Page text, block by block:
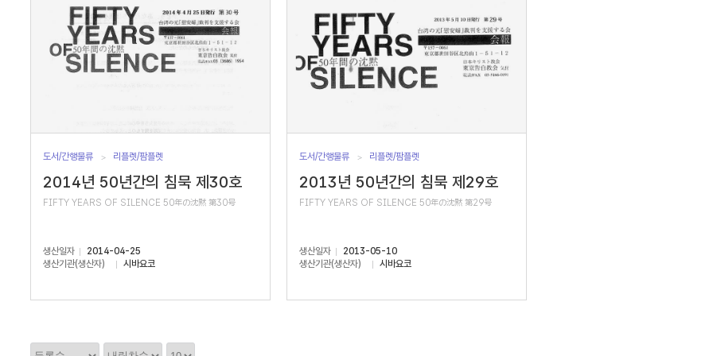
도서/간행물류 리플렛/팜플렛
2014년 50년간의 침묵 제30호
FIFTY YEARS OF SILENCE 50年の沈黙 第30号
생산일자
2014-04-25
생산기관(생산자)
시바요코
도서/간행물류 리플렛/팜플렛
2013년 50년간의 침묵 제29호
FIFTY YEARS OF SILENCE 50年の沈黙 第29号
생산일자
2013-05-10
생산기관(생산자)
시바요코
정
정
정